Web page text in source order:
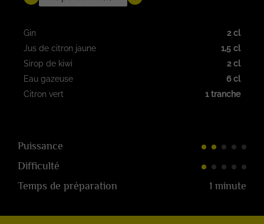
Gin
2 cl
Jus de citron jaune
1,5 cl
Sirop de kiwi
2 cl
Eau gazeuse
6 cl
Citron vert
1 tranche
Puissance
Difficulté
Temps de préparation
1 minute